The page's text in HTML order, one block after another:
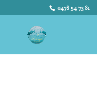
0478 54 73 81